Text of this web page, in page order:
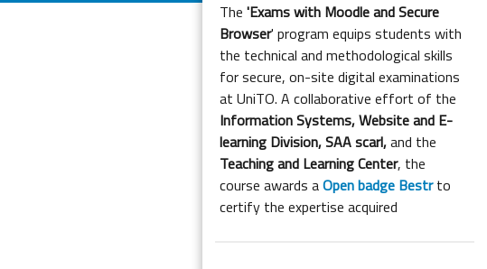
The'Exams with Moodle and Secure
Browser' program equips students with
the technical and methodological skills
for secure, on-site digital examinations
at UniTO. A collaborative effort of the
Information Systems, Website and E-
learning Division,SAA scarl,and the
Teaching and Learning Center, the
course awards aOpen badge Bestrto
certify the expertise acquired